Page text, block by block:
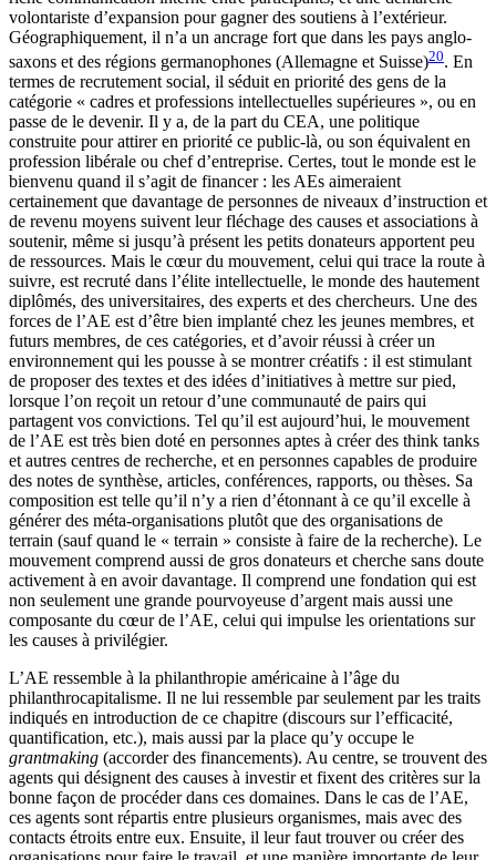
volontariste d’expansion pour gagner des soutiens à l’extérieur.
Géographiquement, il n’a un ancrage fort que dans les pays anglo-
saxons et des régions germanophones (Allemagne et Suisse)20. En
termes de recrutement social, il séduit en priorité des gens de la
catégorie « cadres et professions intellectuelles supérieures », ou en
passe de le devenir. Il y a, de la part du CEA, une politique
construite pour attirer en priorité ce public-là, ou son équivalent en
profession libérale ou chef d’entreprise. Certes, tout le monde est le
bienvenu quand il s’agit de financer : les AEs aimeraient
certainement que davantage de personnes de niveaux d’instruction et
de revenu moyens suivent leur fléchage des causes et associations à
soutenir, même si jusqu’à présent les petits donateurs apportent peu
de ressources. Mais le cœur du mouvement, celui qui trace la route à
suivre, est recruté dans l’élite intellectuelle, le monde des hautement
diplômés, des universitaires, des experts et des chercheurs. Une des
forces de l’AE est d’être bien implanté chez les jeunes membres, et
futurs membres, de ces catégories, et d’avoir réussi à créer un
environnement qui les pousse à se montrer créatifs : il est stimulant
de proposer des textes et des idées d’initiatives à mettre sur pied,
lorsque l’on reçoit un retour d’une communauté de pairs qui
partagent vos convictions. Tel qu’il est aujourd’hui, le mouvement
de l’AE est très bien doté en personnes aptes à créer des think tanks
et autres centres de recherche, et en personnes capables de produire
des notes de synthèse, articles, conférences, rapports, ou thèses. Sa
composition est telle qu’il n’y a rien d’étonnant à ce qu’il excelle à
générer des méta-organisations plutôt que des organisations de
terrain (sauf quand le « terrain » consiste à faire de la recherche). Le
mouvement comprend aussi de gros donateurs et cherche sans doute
activement à en avoir davantage. Il comprend une fondation qui est
non seulement une grande pourvoyeuse d’argent mais aussi une
composante du cœur de l’AE, celui qui impulse les orientations sur
les causes à privilégier.
L’AE ressemble à la philanthropie américaine à l’âge du
philanthrocapitalisme. Il ne lui ressemble par seulement par les traits
indiqués en introduction de ce chapitre (discours sur l’efficacité,
quantification, etc.), mais aussi par la place qu’y occupe le
grantmaking (accorder des financements). Au centre, se trouvent des
agents qui désignent des causes à investir et fixent des critères sur la
bonne façon de procéder dans ces domaines. Dans le cas de l’AE,
ces agents sont répartis entre plusieurs organismes, mais avec des
contacts étroits entre eux. Ensuite, il leur faut trouver ou créer des